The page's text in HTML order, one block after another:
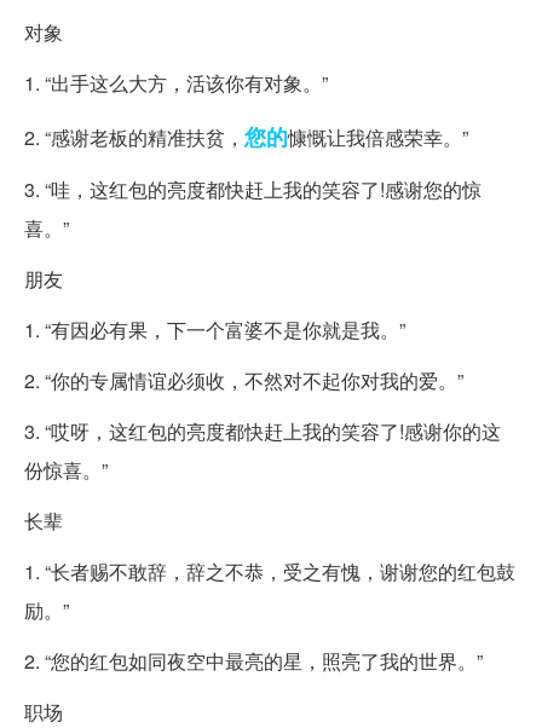
对象
1. “出手这么大方，活该你有对象。”
2. “感谢老板的精准扶贫， 您的慷慨让我倍感荣幸。”
3. “哇，这红包的亮度都快赶上我的笑容了!感谢您的惊
喜。”
朋友
1. “有因必有果，下一个富婆不是你就是我。”
2. “你的专属情谊必须收，不然对不起你对我的爱。”
3. “哎呀，这红包的亮度都快赶上我的笑容了!感谢你的这
份惊喜。”
长辈
1. “长者赐不敢辞，辞之不恭，受之有愧，谢谢您的红包鼓
励。”
2. “您的红包如同夜空中最亮的星，照亮了我的世界。”
职场